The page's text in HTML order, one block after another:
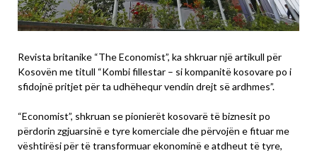
Revista britanike “The Economist”, ka shkruar një artikull për
Kosovën me titull “Kombi fillestar – si kompanitë kosovare po i
sfidojnë pritjet për ta udhëhequr vendin drejt së ardhmes”.
“Economist”, shkruan se pionierët kosovarë të biznesit po
përdorin zgjuarsinë e tyre komerciale dhe përvojën e fituar me
vështirësi për të transformuar ekonominë e atdheut të tyre,